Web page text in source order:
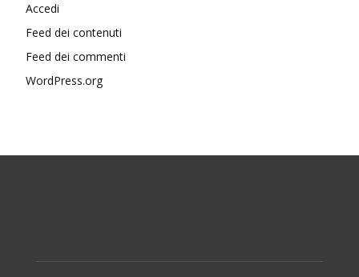
Accedi
Feed dei contenuti
Feed dei commenti
WordPress.org